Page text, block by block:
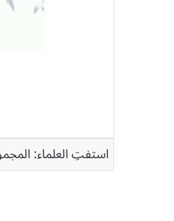
استفتِ العلماء: